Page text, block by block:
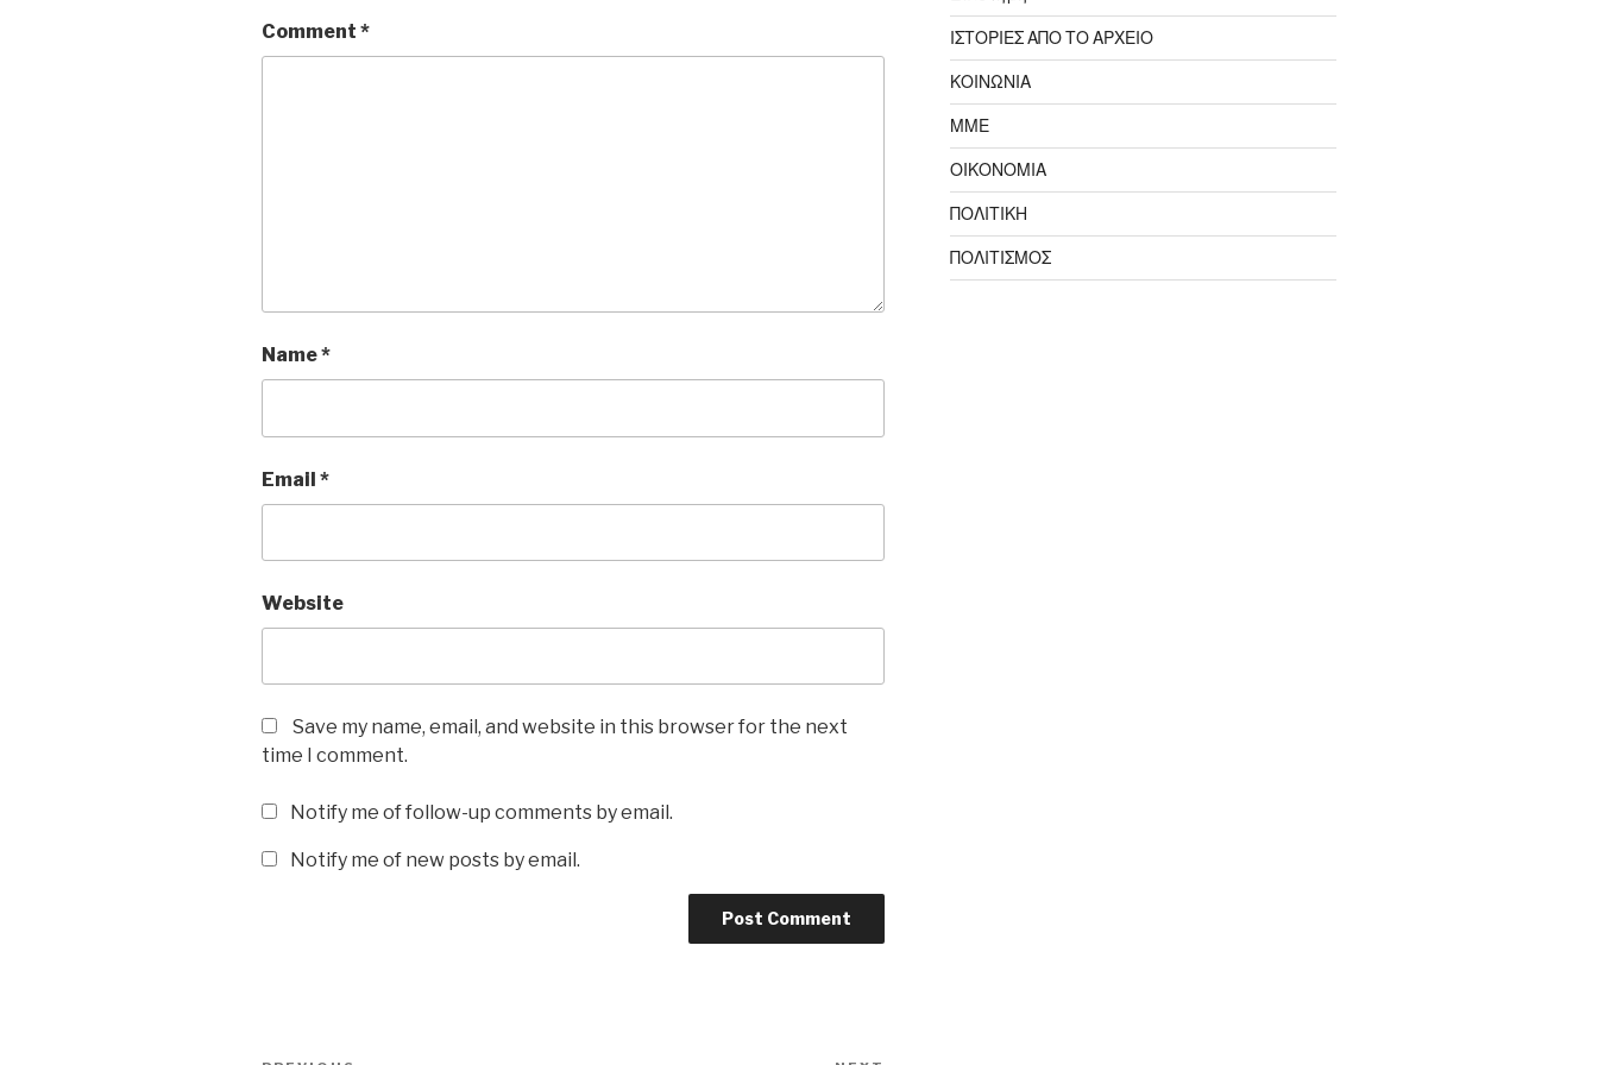
Comment *
Name*
Email *
Website
Save my name, email, and website in this browser for the next
time I comment.
Notify me of follow-up comments by email.
Notify me of new posts by email.
ΙΣΤΟΡΙΕΣ ΑΠΟ ΤΟ ΑΡΧΕΙΟ
ΚΟΙΝΩΝΙΑ
ΜΜΕ
ΟΙΚΟΝΟΜΙΑ
ΠΟΛΙΤΙΚΗ
ΠΟΛΙΤΙΣΜΟΣ